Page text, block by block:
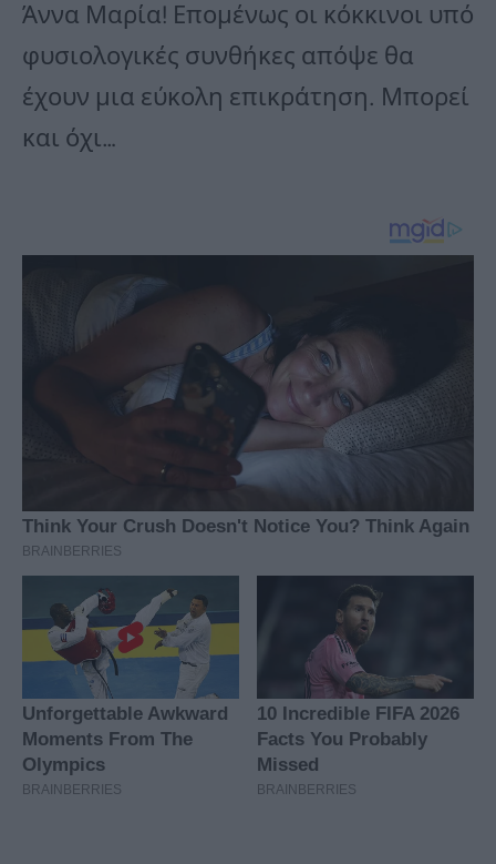
Άννα Μαρία! Επομένως οι κόκκινοι υπό
φυσιολογικές συνθήκες απόψε θα
έχουν μια εύκολη επικράτηση. Μπορεί
και όχι…